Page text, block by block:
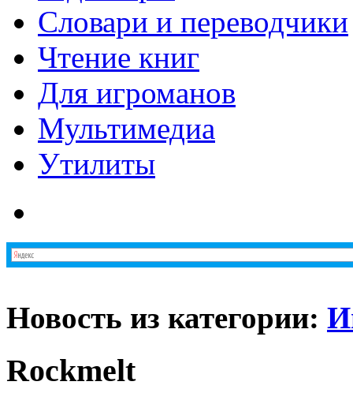
Словари и переводчики
Чтение книг
Для игроманов
Мультимедиа
Утилиты
Новость из категории:
Rockmelt